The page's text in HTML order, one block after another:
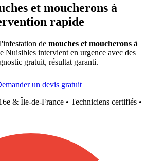
et moucherons à
rapide
de mouches et moucherons à
Nuisibles intervient en urgence avec des
gratuit, résultat garanti.
un devis gratuit
& Île-de-France • Techniciens certifiés •